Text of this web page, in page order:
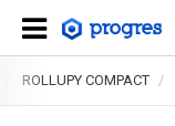
ROLLUPY COMPACT